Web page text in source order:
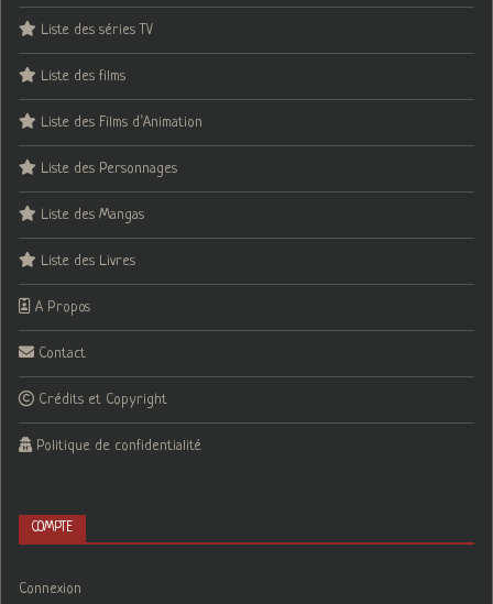
Liste des séries TV
Liste des films
Liste des Films d’Animation
Liste des Personnages
Liste des Mangas
Liste des Livres
A Propos
Contact
Crédits et Copyright
Politique de confidentialité
COMPTE
Connexion